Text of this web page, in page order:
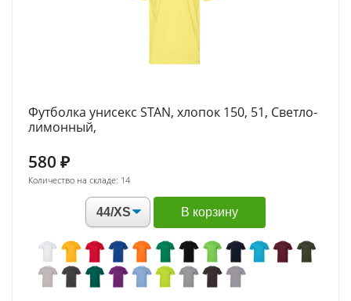
Футболка унисекс STAN, хлопок 150, 51, Светло-
лимонный,
580 ₽
Количество на складе: 14
В корзину